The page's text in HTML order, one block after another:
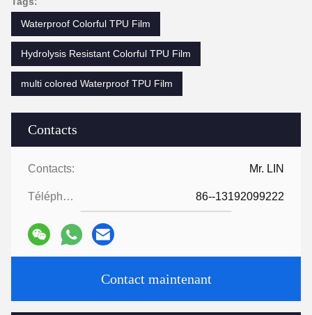
Contacts
Contacts: Mr. LIN
Téléphone: 86--13192099222
Contact maintenant
Waterproof Colorful TPU Film
Hydrolysis Resistant Colorful TPU Film
multi colored Waterproof TPU Film